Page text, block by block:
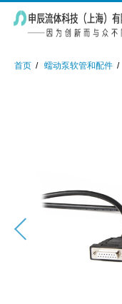
首页 蠕动泵软管和配件